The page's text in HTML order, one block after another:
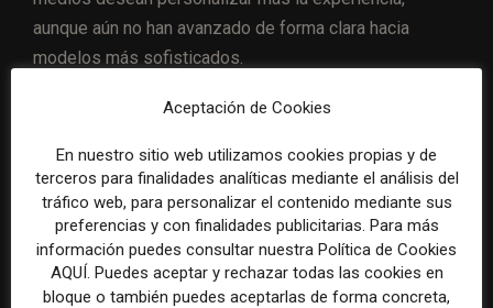
aunque aún no han avanzado de forma clara hacia
modelos más sofisticados.
La conclusión que deja el estudio para los medios es
que la aplicación móvil vuelve a tener un papel
estratégico, pero con una exigencia mayor que en
etapas anteriores. Ya no basta con replicar contenidos
ni con lanzar notificaciones. La oportunidad está en
construir hábitos, aumentar la identificación de
usuarios, convertir audiencia anónima, medir mejor la
Aceptación de Cookies
En nuestro sitio web utilizamos cookies propias y de
terceros para finalidades analíticas mediante el análisis del
tráfico web, para personalizar el contenido mediante sus
preferencias y con finalidades publicitarias. Para más
información puedes consultar nuestra Política de Cookies
AQUÍ. Puedes aceptar y rechazar todas las cookies en
bloque o también puedes aceptarlas de forma concreta,